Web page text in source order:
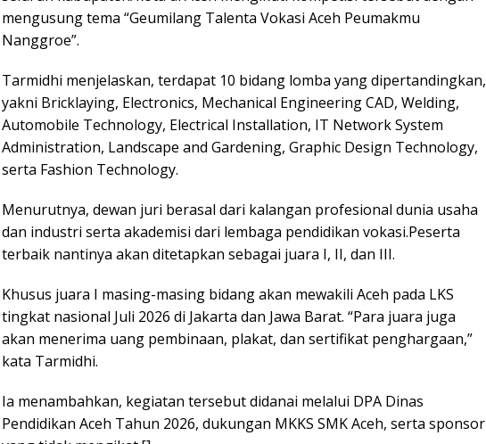
mengusung tema “Geumilang Talenta Vokasi Aceh Peumakmu
Nanggroe”.
Tarmidhi menjelaskan, terdapat 10 bidang lomba yang dipertandingkan,
yakni Bricklaying, Electronics, Mechanical Engineering CAD, Welding,
Automobile Technology, Electrical Installation, IT Network System
Administration, Landscape and Gardening, Graphic Design Technology,
serta Fashion Technology.
Menurutnya, dewan juri berasal dari kalangan profesional dunia usaha
dan industri serta akademisi dari lembaga pendidikan vokasi.Peserta
terbaik nantinya akan ditetapkan sebagai juara I, II, dan III.
Khusus juara I masing-masing bidang akan mewakili Aceh pada LKS
tingkat nasional Juli 2026 di Jakarta dan Jawa Barat. “Para juara juga
akan menerima uang pembinaan, plakat, dan sertifikat penghargaan,”
kata Tarmidhi.
Ia menambahkan, kegiatan tersebut didanai melalui DPA Dinas
Pendidikan Aceh Tahun 2026, dukungan MKKS SMK Aceh, serta sponsor